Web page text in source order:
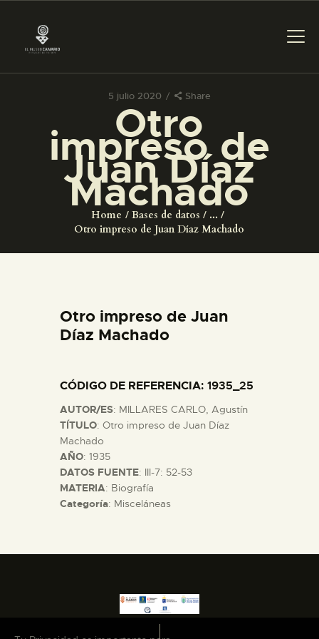
5 julio 2020 Share
Otro
impreso de
Juan Díaz
Machado
Home Bases de datos
...
Otro impreso de Juan Díaz Machado
PREPARAR LA VISITA
ACTIVIDADES
█
DIDÁCTICA
PREPARAR LA VISITA
ACTIVIDADES
█
DIDÁCTICA
Otro impreso de Juan
Díaz Machado
CÓDIGO DE REFERENCIA: 1935_25
AUTOR/ES: MILLARES CARLO, Agustín
TÍTULO: Otro impreso de Juan Díaz
Machado
AÑO: 1935
DATOS FUENTE: III-7: 52-53
MATERIA: Biografía
Categoría: Misceláneas